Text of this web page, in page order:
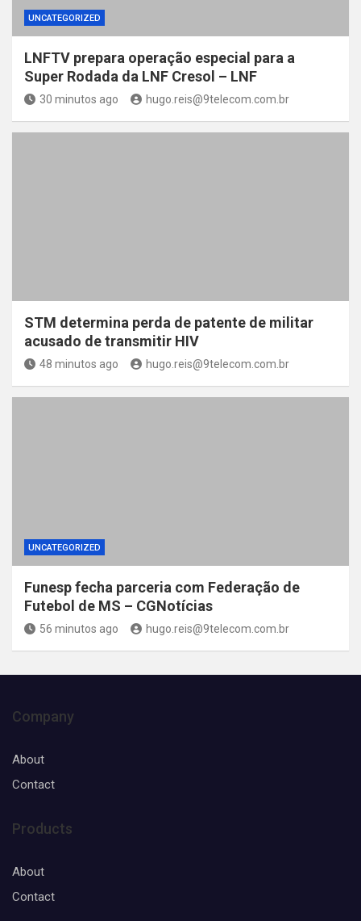
UNCATEGORIZED
LNFTV prepara operação especial para a
Super Rodada da LNF Cresol – LNF
30 minutos ago hugo.reis@9telecom.com.br
STM determina perda de patente de militar
acusado de transmitir HIV
48 minutos ago hugo.reis@9telecom.com.br
UNCATEGORIZED
Funesp fecha parceria com Federação de
Futebol de MS – CGNotícias
56 minutos ago hugo.reis@9telecom.com.br
Company
About
Contact
Products
About
Contact